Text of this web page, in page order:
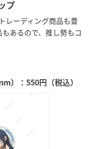
プ
レーディング商品も豊
あるので、推し勢もコ
）：550円（税込）